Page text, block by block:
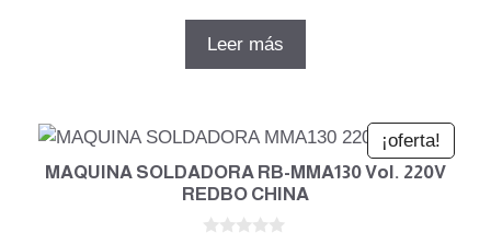
original
Leer más
¡oferta!
MAQUINA SOLDADORA RB-MMA130 Vol. 220V
REDBO CHINA